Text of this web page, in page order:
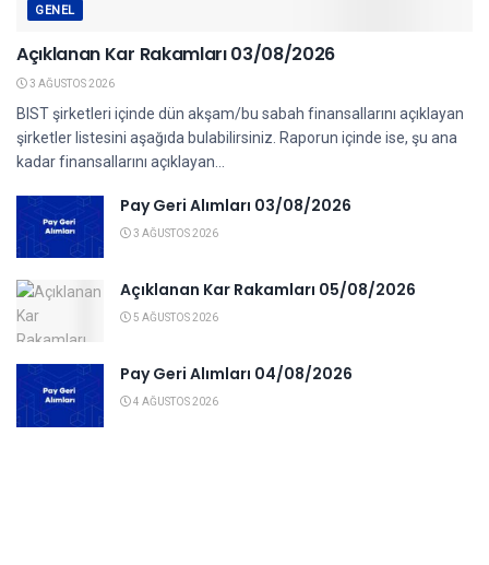
GENEL
Açıklanan Kar Rakamları 03/08/2026
3 AĞUSTOS 2026
BIST şirketleri içinde dün akşam/bu sabah finansallarını açıklayan
şirketler listesini aşağıda bulabilirsiniz. Raporun içinde ise, şu ana
kadar finansallarını açıklayan...
Pay Geri Alımları 03/08/2026
3 AĞUSTOS 2026
Açıklanan Kar Rakamları 05/08/2026
5 AĞUSTOS 2026
Pay Geri Alımları 04/08/2026
4 AĞUSTOS 2026